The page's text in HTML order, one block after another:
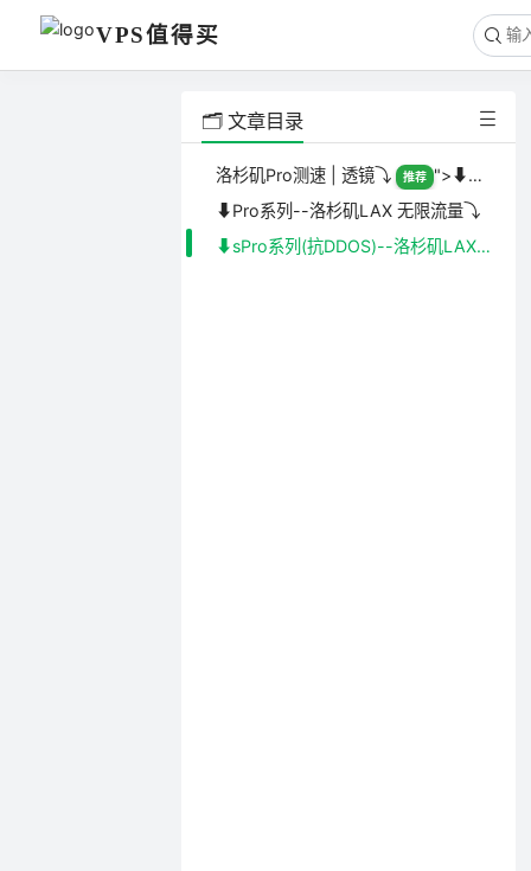
VPS值得买
🗂️ 文章目录
洛杉矶Pro测速| 透镜⤵️ 推荐 ">⬇️Pro系列--洛杉矶LAX | AN5平台CPU更强也更贵
⬇️Pro系列--洛杉矶LAX 无限流量⤵️
⬇️sPro系列(抗DDOS)--洛杉矶LAX ⤵️